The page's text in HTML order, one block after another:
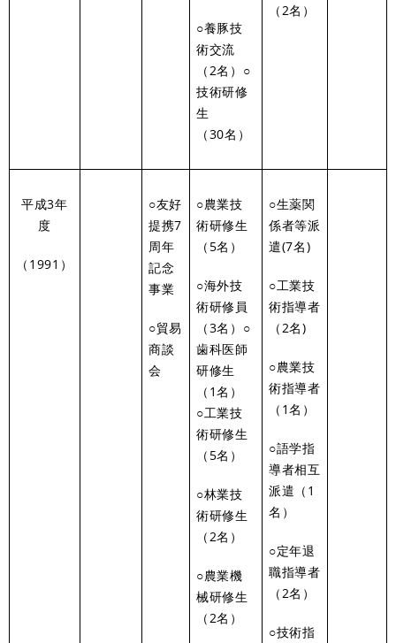
○養豚技
術交流
（2名）○
技術研修
生
（30名）
（2名）
平成3年
度
（1991）
○友好
提携7
周年
記念
事業
○貿易
商談
会
○農業技
術研修生
（5名）
○海外技
術研修員
（3名）○
歯科医師
研修生
（1名）
○工業技
術研修生
（5名）
○林業技
術研修生
（2名）
○農業機
械研修生
（2名）
○生薬関
係者等派
遣(7名)
○工業技
術指導者
（2名)
○農業技
術指導者
（1名）
○語学指
導者相互
派遣（1
名）
○定年退
職指導者
（2名）
○技術指